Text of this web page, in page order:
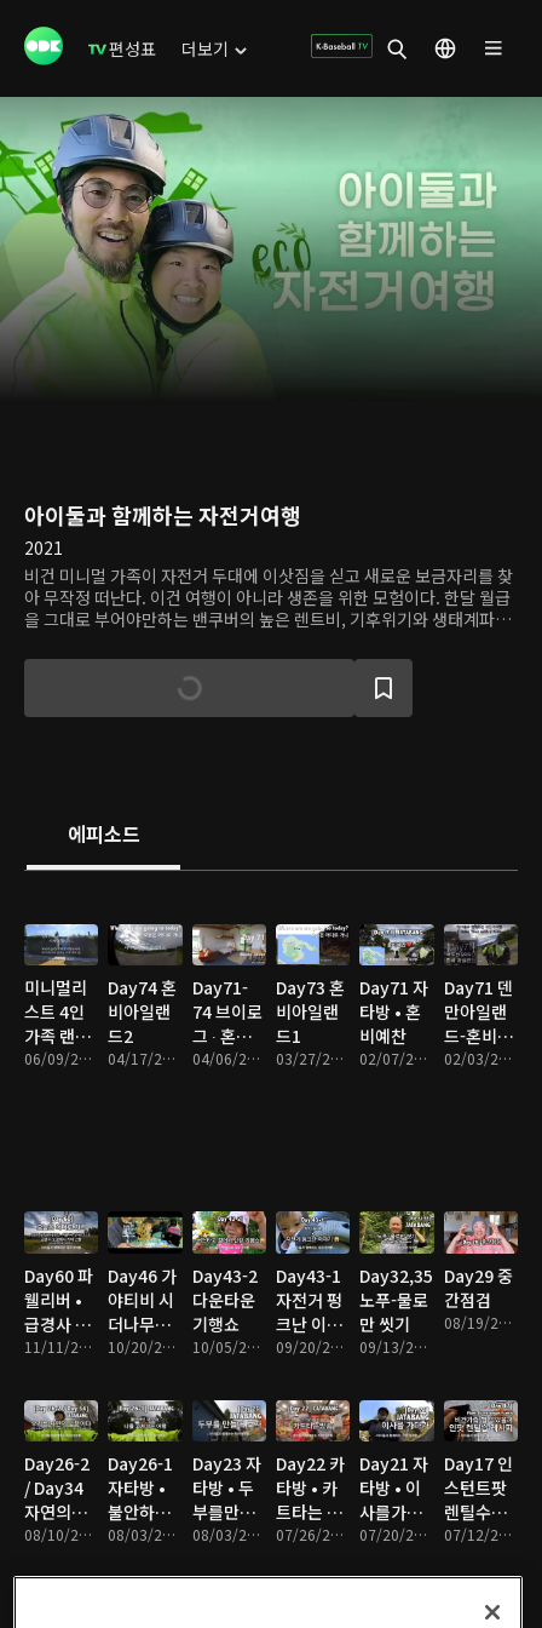
편성표 더보기
아이둘과 함께하는 자전거여행
2021
비건 미니멀 가족이 자전거 두대에 이삿짐을 싣고 새로운 보금자리를 찾
아 무작정 떠난다. 이건 여행이 아니라 생존을 위한 모험이다. 한달 월급
을 그대로 부어야만하는 밴쿠버의 높은 렌트비, 기후위기와 생태계파괴
는 것은 지속 불가능하다. 떠나자, 지속가능한 삶을 찾아서! 우리는 우리
만의 타이니하우스와 자급자족 할 수 있는 텃밭만 있으면 되니까, 자전거
로 아이둘과 함께 떠나는거야!
에피소드
미니멀리
스트 4인
가족 랜선
집들이 06/09/2022 • 36분
Day74 혼
비아일랜
드2
04/17/2022 • 23분
Day71-
74 브이로
그 ∙ 혼비
기행
04/06/2022 • 10분
Day73 혼
비아일랜
드1
03/27/2022 • 5분
Day71 자
타방 • 혼
비예찬
02/07/2022 • 6분
Day71 덴
만아일랜
드-혼비아
일랜드 02/03/2022 • 12분
Day60 파
웰리버 •
급경사 고
장
11/11/2021 • 11분
Day46 가
야티비 시
더나무야
자라라 10/20/2021 • 12분
Day43-2
다운타운
기행쇼
10/05/2021 • 11분
Day43-1
자전거 펑
크난 이야
기
09/20/2021 • 7분
Day32,35
노푸-물로
만 씻기
09/13/2021 • 10분
Day29 중
간점검
08/19/2021 • 20분
Day26-2
/ Day34
자연의일
부
08/10/2021 • 17분
Day26-1
자타방 •
불안하던
내
08/03/2021 • 8분
Day23 자
타방 • 두
부를만들
어보자 08/03/2021 • 4분
Day22 카
타방 • 카
트타는 아
이들
07/26/2021 • 8분
Day21 자
타방 • 이
사를가다
가
07/20/2021 • 13분
Day17 인
스턴트팟
렌틸수프
레시피 07/12/2021 • 4분